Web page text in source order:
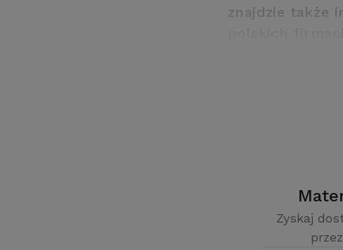
znajdzie także
Zyskaj